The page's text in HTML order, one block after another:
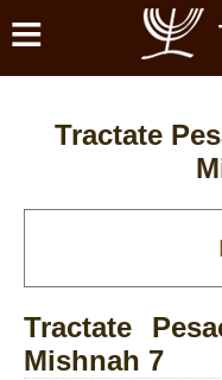
≡
Tractate
Tractate
Mishnah 7